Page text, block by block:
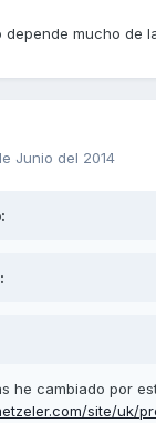
mucho de
Junio del 2014
he cambiado por
site/uk/